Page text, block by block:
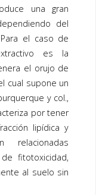
una gran
del
el caso de
es la
el orujo de
cual supone un
y col.,
por tener
lipídica y
relacionadas
fitotoxicidad,
al suelo sin